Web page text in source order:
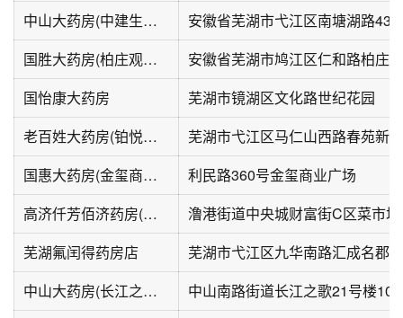
中山大药房(中建生活广场店)
安徽省芜湖市弋江区南塘湖路43
国胜大药房(柏庄观邸店)
国怡康大药房
芜湖市镜湖区文化路世纪花园
老百姓大药房(铂悦滨江二期店)
国惠大药房(金玺商业广场店)
利民路360号金玺商业广场
高济仟芳佰济药房(萃文路店)
澛港街道中央城财富街C区菜市
芜湖氟闰得药房店
芜湖市弋江区九华南路汇成名郡
中山大药房(长江之歌店)